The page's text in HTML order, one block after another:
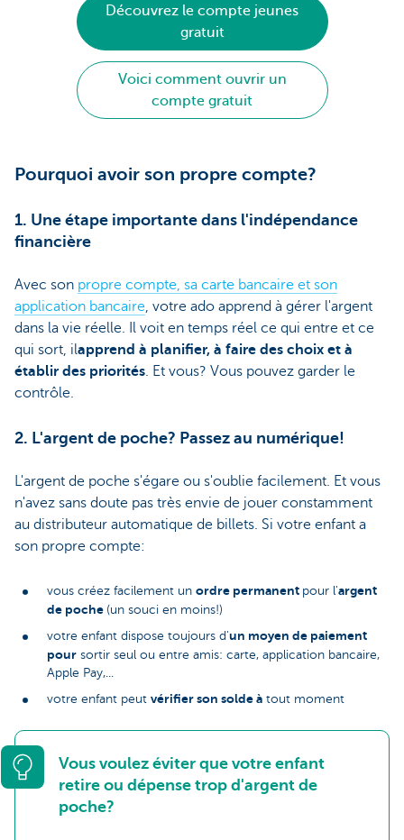
Découvrez le compte jeunes
gratuit
Voici comment ouvrir un
compte gratuit
Pourquoi avoir son propre compte?
1. Une étape importante dans l'indépendance
financière
Avec son propre compte, sa carte bancaire et son
application bancaire, votre ado apprend à gérer l'argent
dans la vie réelle. Il voit en temps réel ce qui entre et ce
qui sort, ilapprend à planifier, à faire des choix et à
établir des priorités. Et vous? Vous pouvez garder le
contrôle.
2. L'argent de poche? Passez au numérique!
L'argent de poche s'égare ou s'oublie facilement. Et vous
n'avez sans doute pas très envie de jouer constamment
au distributeur automatique de billets. Si votre enfant a
son propre compte:
vous créez facilement un ordre permanent pour l'argent
de poche (un souci en moins!)
votre enfant dispose toujours d'un moyen de paiement
pour sortir seul ou entre amis: carte, application bancaire,
Apple Pay,...
votre enfant peut vérifier son solde à tout moment
Vous voulez éviter que votre enfant
retire ou dépense trop d'argent de
poche?